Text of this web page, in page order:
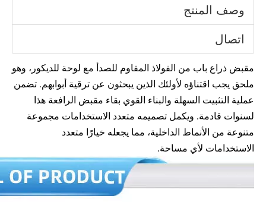
وصف المنتج
اتصال
مقبض ذراع باب من الفولاذ المقاوم للصدأ مع لوحة للديكور، وهو
ملحق يجب اقتناؤه لأولئك الذين يبحثون عن ترقية أبوابهم. تضمن
عملية التثبيت السهلة والبناء القوي بقاء مقبض الرافعة هذا
لسنوات قادمة. ويكمل تصميمه متعدد الاستخدامات مجموعة
متنوعة من الأنماط الداخلية، مما يجعله خيارًا متعدد
الاستخدامات لأي مساحة.